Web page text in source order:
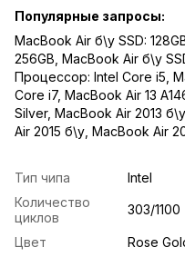
Популярные запросы:
MacBook Air б\у SSD:
256GB MacBook Air б\у
Процессор: Intel Core i5
Core i7, MacBook Air 13
Silver, MacBook Air 2013 б\у
Air 2015 б\у MacBook Air
Тип чипа
Intel
Количество
циклов
303/1100
Цвет
Rose